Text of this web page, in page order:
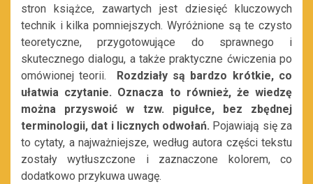
stron książce, zawartych jest dziesięć kluczowych
technik i kilka pomniejszych. Wyróżnione są te czysto
teoretyczne, przygotowujące do sprawnego i
skutecznego dialogu, a także praktyczne ćwiczenia po
omówionej teorii.
Rozdziały są bardzo krótkie, co
ułatwia czytanie. Oznacza to również, że wiedzę
można przyswoić w tzw. pigułce, bez zbędnej
terminologii, dat i licznych odwołań. Pojawiają się za
to cytaty, a najważniejsze, według autora części tekstu
zostały wytłuszczone i zaznaczone kolorem, co
dodatkowo przykuwa uwagę.